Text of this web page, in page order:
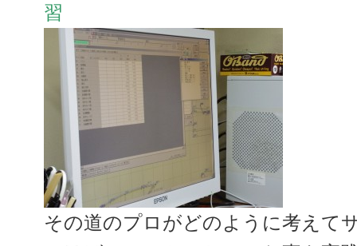
習
その道のプロがどのように考えて